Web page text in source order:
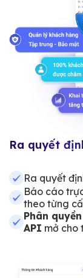
Ra quyết
Ra quyết
Báo cáo
theo từng
Phân
API mở cho